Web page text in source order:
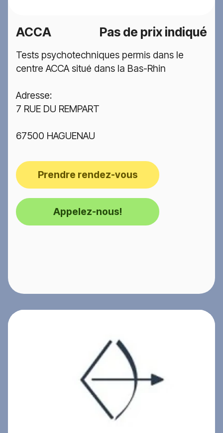
ACCA Pas de prix indiqué
Tests psychotechniques permis dans le
centre ACCA situé dans la Bas-Rhin
Adresse:
7 RUE DU REMPART
67500 HAGUENAU
Prendre rendez-vous
Appelez-nous!